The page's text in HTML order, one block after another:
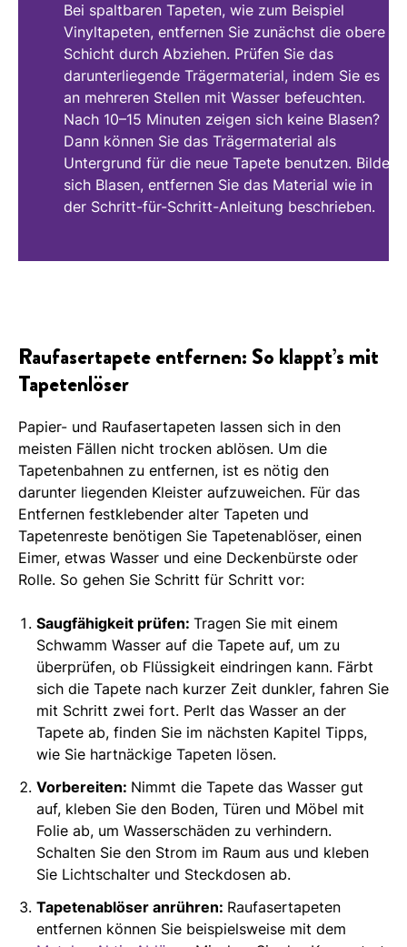
Bei spaltbaren Tapeten, wie zum Beispiel
Vinyltapeten, entfernen Sie zunächst die obere
Schicht durch Abziehen. Prüfen Sie das
darunterliegende Trägermaterial, indem Sie es
an mehreren Stellen mit Wasser befeuchten.
Nach 10–15 Minuten zeigen sich keine Blasen?
Dann können Sie das Trägermaterial als
Untergrund für die neue Tapete benutzen. Bilden
sich Blasen, entfernen Sie das Material wie in
der Schritt-für-Schritt-Anleitung beschrieben.
Raufasertapete entfernen: So klappt’s mit
Tapetenlöser
Papier- und Raufasertapeten lassen sich in den
meisten Fällen nicht trocken ablösen. Um die
Tapetenbahnen zu entfernen, ist es nötig den
darunter liegenden Kleister aufzuweichen. Für das
Entfernen festklebender alter Tapeten und
Tapetenreste benötigen Sie Tapetenablöser, einen
Eimer, etwas Wasser und eine Deckenbürste oder
Rolle. So gehen Sie Schritt für Schritt vor:
Saugfähigkeit prüfen: Tragen Sie mit einem
Schwamm Wasser auf die Tapete auf, um zu
überprüfen, ob Flüssigkeit eindringen kann. Färbt
sich die Tapete nach kurzer Zeit dunkler, fahren Sie
mit Schritt zwei fort. Perlt das Wasser an der
Tapete ab, finden Sie im nächsten Kapitel Tipps,
wie Sie hartnäckige Tapeten lösen.
Vorbereiten: Nimmt die Tapete das Wasser gut
auf, kleben Sie den Boden, Türen und Möbel mit
Folie ab, um Wasserschäden zu verhindern.
Schalten Sie den Strom im Raum aus und kleben
Sie Lichtschalter und Steckdosen ab.
Tapetenablöser anrühren: Raufasertapeten
entfernen können Sie beispielsweise mit dem